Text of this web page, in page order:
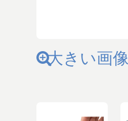
大きい画像